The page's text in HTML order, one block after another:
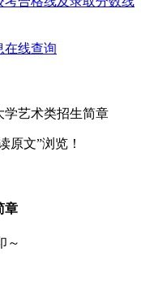
在线查询
原文”浏览！
章
～